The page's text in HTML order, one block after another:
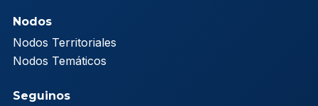
Nodos
Nodos Territoriales
Nodos Temáticos
Seguinos